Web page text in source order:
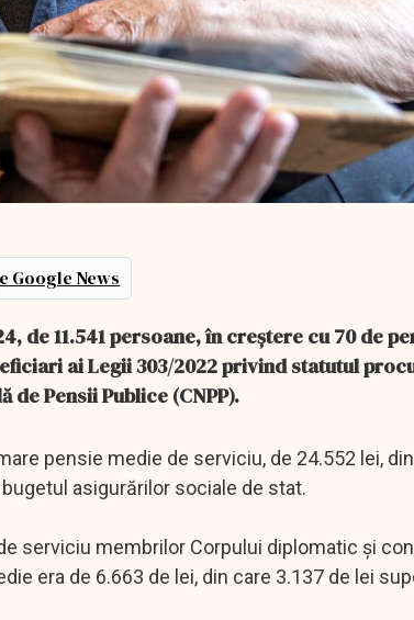
Google News
de 11.541 persoane, în creştere cu 70 de
ai Legii 303/2022 privind statutul
Pensii Publice (CNPP).
pensie medie de serviciu, de 24.552 lei,
asigurărilor sociale de stat.
serviciu membrilor Corpului diplomatic şi
era de 6.663 de lei, din care 3.137 de lei